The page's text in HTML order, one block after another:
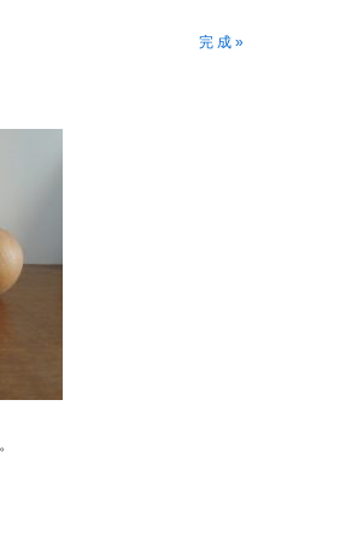
完 成 »